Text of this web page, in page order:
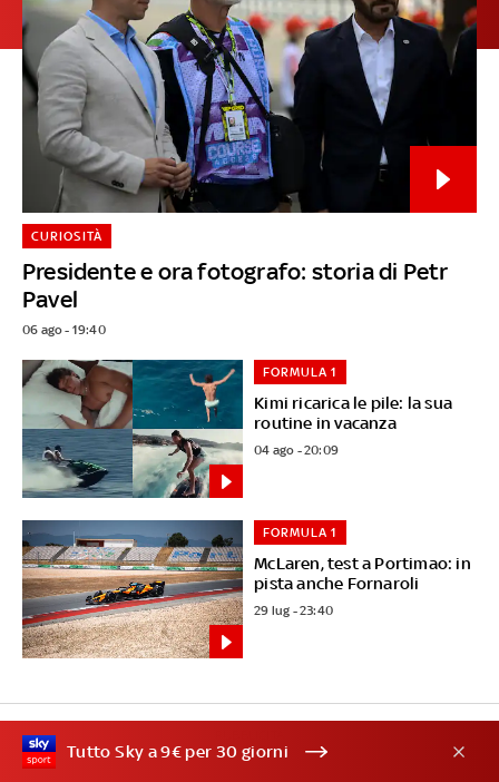
Presidente e ora fotografo: storia di Petr
Pavel
CURIOSITÀ
06 ago - 19:40
Kimi ricarica le pile: la sua
routine in vacanza
FORMULA 1
04 ago - 20:09
McLaren, test a Portimao: in
pista anche Fornaroli
FORMULA 1
29 lug - 23:40
Tutto Sky a 9€ per 30 giorni